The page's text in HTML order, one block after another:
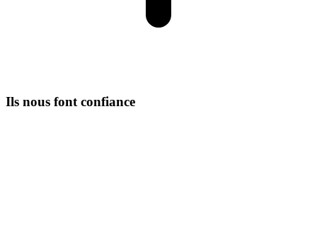
Ils nous font confiance